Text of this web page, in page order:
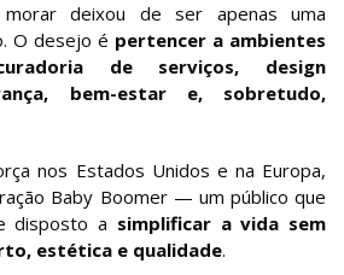
deixou de ser apenas uma
O desejo é pertencer a ambientes
de serviços, design
bem-estar e, sobretudo,
nos Estados Unidos e na Europa,
Baby Boomer — um público que
disposto a simplificar a vida sem
estética e qualidade.